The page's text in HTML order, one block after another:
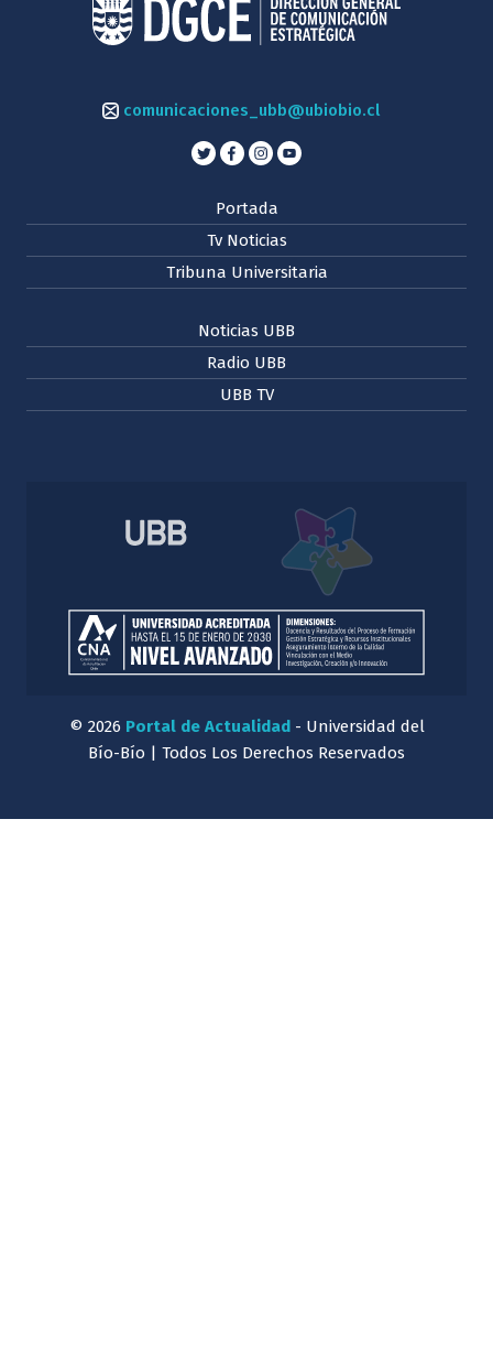
comunicaciones_ubb@ubiobio.cl
Portada
Tv Noticias
Tribuna Universitaria
Noticias UBB
Radio UBB
UBB TV
© 2026 Portal de Actualidad- Universidad del
Bío-Bío | Todos Los Derechos Reservados